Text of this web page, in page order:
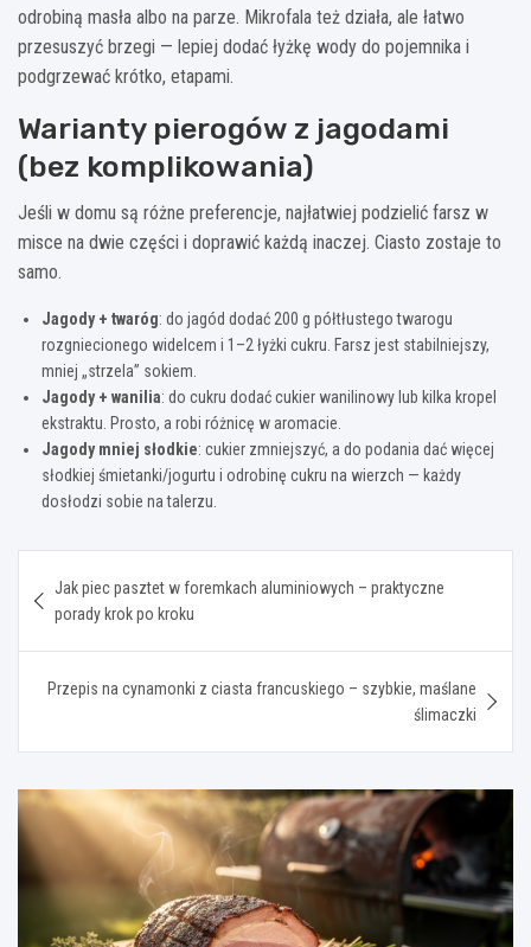
odrobiną masła albo na parze. Mikrofala też działa, ale łatwo
przesuszyć brzegi — lepiej dodać łyżkę wody do pojemnika i
podgrzewać krótko, etapami.
Warianty pierogów z jagodami
(bez komplikowania)
Jeśli w domu są różne preferencje, najłatwiej podzielić farsz w
misce na dwie części i doprawić każdą inaczej. Ciasto zostaje to
samo.
Jagody + twaróg: do jagód dodać 200 g półtłustego twarogu
rozgniecionego widelcem i 1–2 łyżki cukru. Farsz jest stabilniejszy,
mniej „strzela” sokiem.
Jagody + wanilia: do cukru dodać cukier wanilinowy lub kilka kropel
ekstraktu. Prosto, a robi różnicę w aromacie.
Jagody mniej słodkie: cukier zmniejszyć, a do podania dać więcej
słodkiej śmietanki/jogurtu i odrobinę cukru na wierzch — każdy
dosłodzi sobie na talerzu.
wpisu
Jak piec pasztet w foremkach aluminiowych – praktyczne
porady krok po kroku
Przepis na cynamonki z ciasta francuskiego – szybkie, maślane
ślimaczki